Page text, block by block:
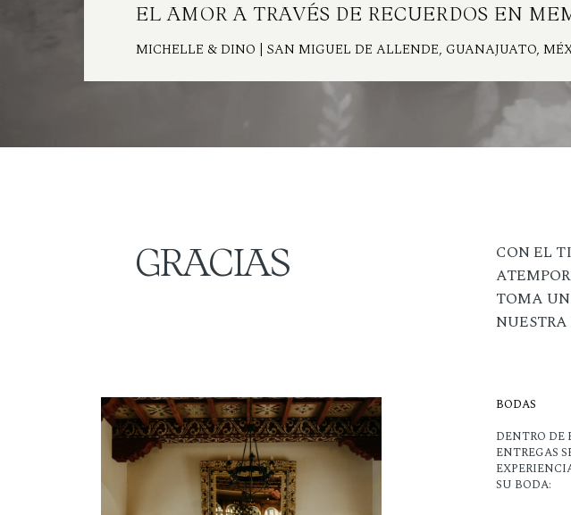
EL AMOR A TRAVÉS DE RECUERDOS EN
MICHELLE & DINO | SAN MIGUEL DE ALLENDE, GUANAJUATO,
CON EL
TOMA
GRACIAS
BODAS
DENTRO DE
ENTREGAS
SU BODA: